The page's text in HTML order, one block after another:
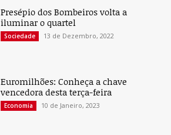
Presépio dos Bombeiros volta a
iluminar o quartel
Sociedade 13 de Dezembro, 2022
Euromilhões: Conheça a chave
vencedora desta terça-feira
Economia 10 de Janeiro, 2023